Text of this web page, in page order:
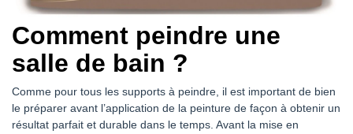
Comment peindre une
salle de bain ?
Comme pour tous les supports à peindre, il est important de bien
le préparer avant l’application de la peinture de façon à obtenir un
résultat parfait et durable dans le temps. Avant la mise en